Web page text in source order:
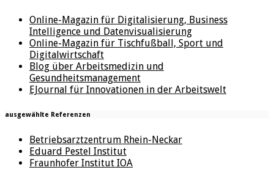
Online-Magazin für Digitalisierung, Business
Intelligence und Datenvisualisierung
Online-Magazin für Tischfußball, Sport und
Digitalwirtschaft
Blog über Arbeitsmedizin und
Gesundheitsmanagement
EJournal für Innovationen in der Arbeitswelt
ausgewählte Referenzen
Betriebsarztzentrum Rhein-Neckar
Eduard Pestel Institut
Fraunhofer Institut IOA